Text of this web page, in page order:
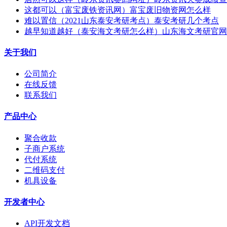
这都可以（富宝废铁资讯网）富宝废旧物资网怎么样
难以置信（2021山东泰安考研考点）泰安考研几个考点
越早知道越好（泰安海文考研怎么样）山东海文考研官
关于我们
公司简介
在线反馈
联系我们
产品中心
聚合收款
子商户系统
代付系统
二维码支付
机具设备
开发者中心
API开发文档